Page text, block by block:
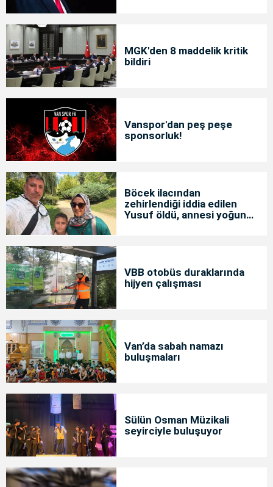
MGK'den 8 maddelik kritik
bildiri
Vanspor'dan peş peşe
sponsorluk!
Böcek ilacından
zehirlendiği iddia edilen
Yusuf öldü, annesi yoğun
VBB otobüs duraklarında
hijyen çalışması
Van’da sabah namazı
buluşmaları
Sülün Osman Müzikali
seyirciyle buluşuyor